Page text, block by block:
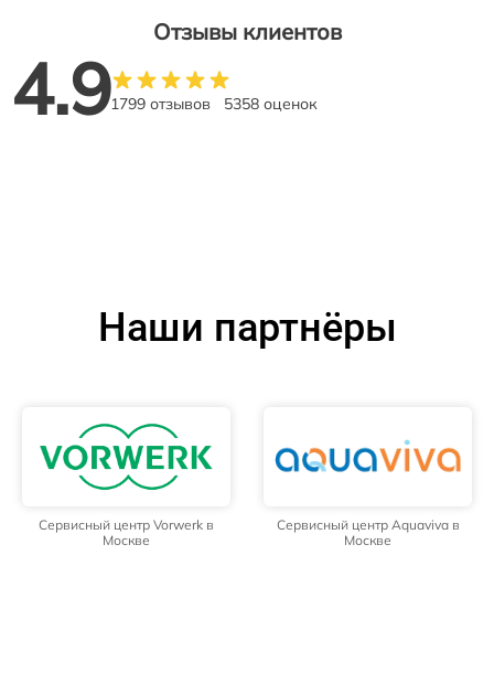
Отзывы клиентов
4.91799 отзывов 5358 оценок
Наши партнёры
Сервисный центр Vorwerk в
Москве
Сервисный центр Aquaviva в
Москве